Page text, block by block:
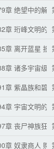
天赋
章 绝望中的解
阶能量点
章 珩峰文明的
章 离开蓝星 抵
章 诸多宇宙级
套路
章 紫晶族和碧
宇宙信息
章 宇宙文明的
章 丧尸神族狂
境令牌
章 奴隶商人 购